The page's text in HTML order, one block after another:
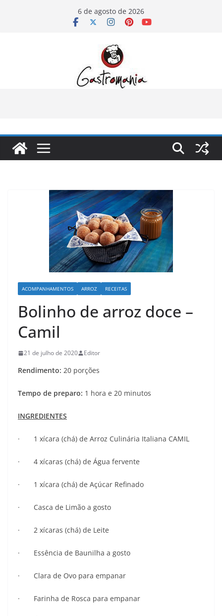
6 de agosto de 2026
ACOMPANHAMENTOS ARROZ RECEITAS
Bolinho de arroz doce –
Camil
21 de julho de 2020 Editor
Rendimento: 20 porções
Tempo de preparo: 1 hora e 20 minutos
INGREDIENTES
· 1 xícara (chá) de Arroz Culinária Italiana CAMIL
· 4 xícaras (chá) de Água fervente
· 1 xícara (chá) de Açúcar Refinado
· Casca de Limão a gosto
· 2 xícaras (chá) de Leite
· Essência de Baunilha a gosto
· Clara de Ovo para empanar
· Farinha de Rosca para empanar